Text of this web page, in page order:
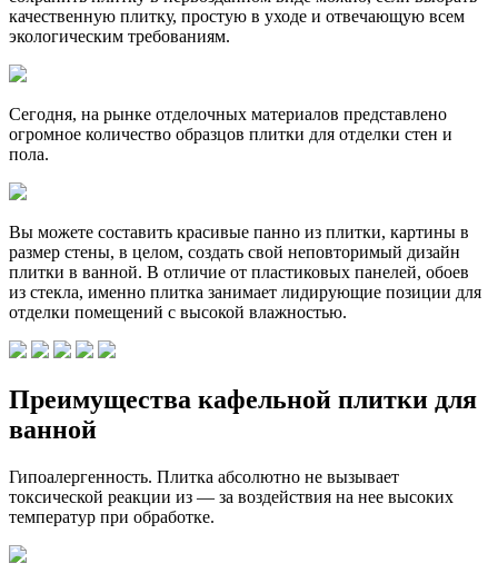
качественную плитку, простую в уходе и отвечающую всем
экологическим требованиям.
Сегодня, на рынке отделочных материалов представлено
огромное количество образцов плитки для отделки стен и
пола.
Вы можете составить красивые панно из плитки, картины в
размер стены, в целом, создать свой неповторимый дизайн
плитки в ванной. В отличие от пластиковых панелей, обоев
из стекла, именно плитка занимает лидирующие позиции для
отделки помещений с высокой влажностью.
Преимущества кафельной плитки для
ванной
Гипоалергенность. Плитка абсолютно не вызывает
токсической реакции из — за воздействия на нее высоких
температур при обработке.